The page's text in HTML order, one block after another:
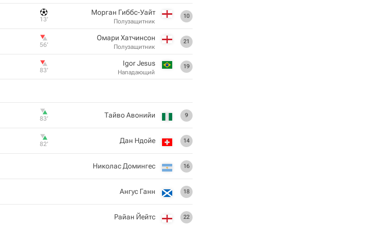
10
Морган Гиббс-Уайт
Полузащитник
13‎’‎
21
Омари Хатчинсон
Полузащитник
56‎’‎
19
Igor Jesus
Нападающий
83‎’‎
9
Тайво Авонийи
83‎’‎
14
Дан Ндойе
82‎’‎
16
Николас Домингес
18
Ангус Ганн
22
Райан Йейтс